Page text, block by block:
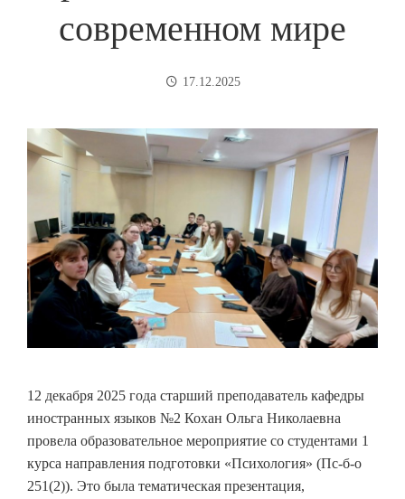
современном мире
17.12.2025
12 декабря 2025 года старший преподаватель кафедры
иностранных языков №2 Кохан Ольга Николаевна
провела образовательное мероприятие со студентами 1
курса направления подготовки «Психология» (Пс-б-о
251(2)). Это была тематическая презентация,